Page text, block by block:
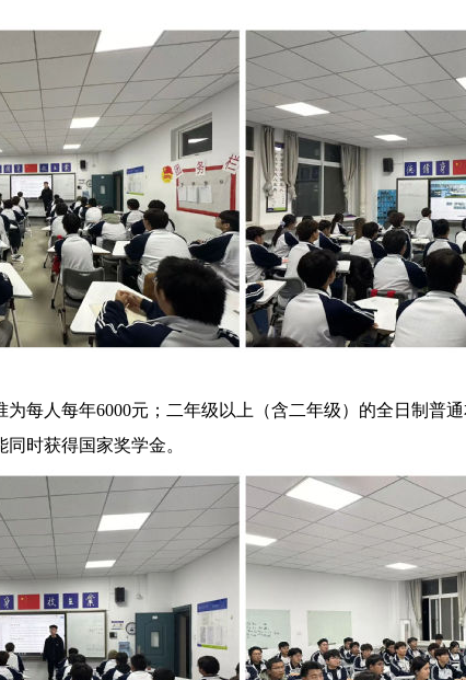
每人每年6000元；二年级以上（含二年级）的全日制普
时获得国家奖学金。